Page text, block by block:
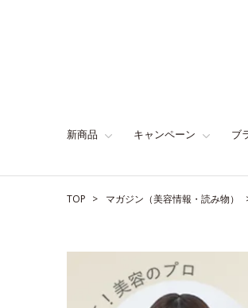
新商品 キャンペーン ブ
TOP マガジン（美容情報・読み物）